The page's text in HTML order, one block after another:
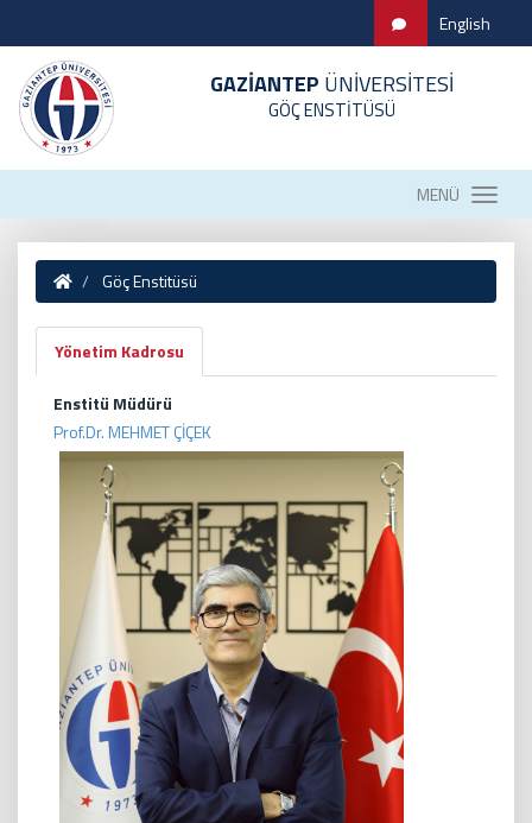
English
GAZİANTEP ÜNİVERSİTESİ
GÖÇ ENSTİTÜSÜ
MENÜ
Göç Enstitüsü
Yönetim Kadrosu
Enstitü Müdürü
Prof.Dr. MEHMET ÇİÇEK